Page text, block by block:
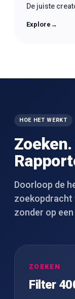
De juiste
Explore →
HOE HET WERKT
Doorloop de
zoekopdracht
zonder op
ZOEKEN
Filter